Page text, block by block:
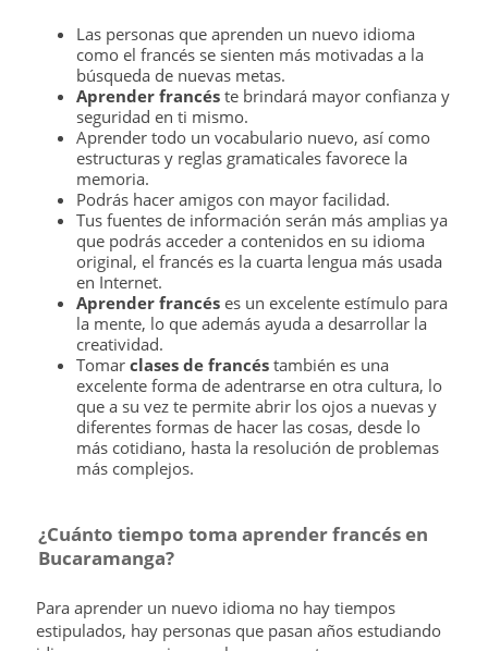
Las personas que aprenden un nuevo idioma
como el francés se sienten más motivadas a la
búsqueda de nuevas metas.
Aprender francés te brindará mayor confianza y
seguridad en ti mismo.
Aprender todo un vocabulario nuevo, así como
estructuras y reglas gramaticales favorece la
memoria.
Podrás hacer amigos con mayor facilidad.
Tus fuentes de información serán más amplias ya
que podrás acceder a contenidos en su idioma
original, el francés es la cuarta lengua más usada
en Internet.
Aprender francés es un excelente estímulo para
la mente, lo que además ayuda a desarrollar la
creatividad.
Tomar clases de francés también es una
excelente forma de adentrarse en otra cultura, lo
que a su vez te permite abrir los ojos a nuevas y
diferentes formas de hacer las cosas, desde lo
más cotidiano, hasta la resolución de problemas
más complejos.
¿Cuánto tiempo toma aprender francés en
Bucaramanga?
Para aprender un nuevo idioma no hay tiempos
estipulados, hay personas que pasan años estudiando